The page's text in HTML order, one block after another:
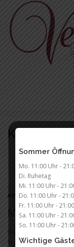
Inhalt
springen
APPS/ONE PAGE/
Markup:
Headings Header one
five Header six
Sommer
Mo. 11:00 Uhr -
Di. Ruhetag
Mi. 11:00 Uhr -
Do. 11:00 Uhr -
Fr. 11:00 Uhr -
Sa. 11:00 Uhr -
So. 11:00 Uhr -
Wichtige